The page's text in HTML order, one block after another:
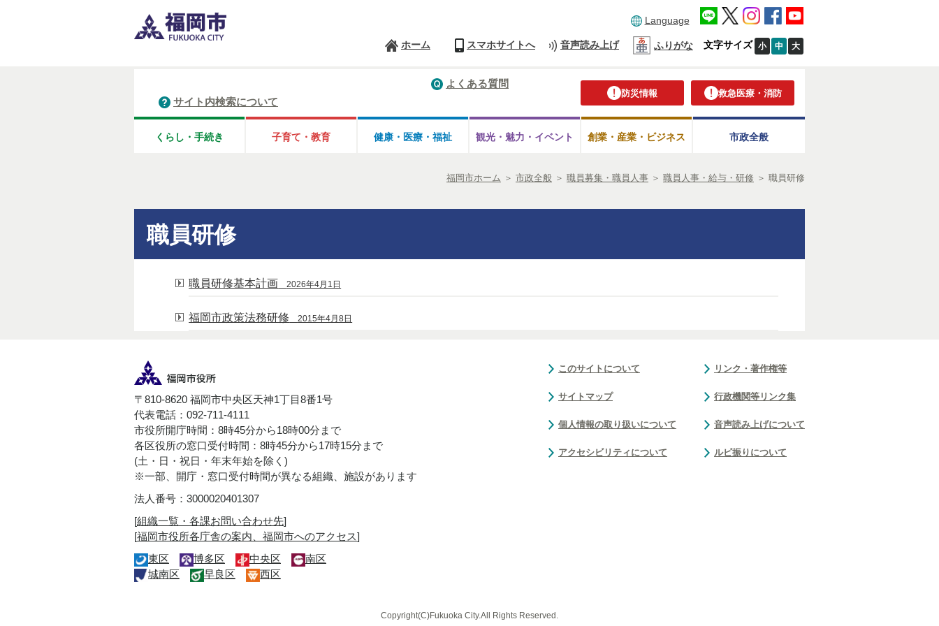
Language
ホーム スマホサイトへ 音声読み上げ ふりがな 文字サイズ 小 中 大
防災情報 救急医療・消防
よくある質問
サイト内検索について
くらし・手続き 子育て・教育 健康・医療・ 福祉 観光・魅力・ イベント 創業・産業・ビジネス 市政全般
福岡市ホーム ＞ 市政全般 ＞ 職員募集・職員人事 ＞ 職員人事・給与・研修 ＞ 職員研修
職員研修
職員研修基本計画 2026年4月1日
福岡市政策法務研修 2015年4月8日
〒810-8620 福岡市中央区天神1丁目8番1号
代表電話：092-711-4111
市役所開庁時間：8時45分から18時00分まで
各区役所の窓口受付時間：8時45分から17時15分まで
(土・日・祝日・年末年始を除く)
※一部、開庁・窓口受付時間が異なる組織、施設があります
法人番号：3000020401307
[組織一覧・各課お問い合わせ先]
[福岡市役所各庁舎の案内、福岡市へのアクセス]
東区
博多区 中央区
南区
城南区
早良区 西区
このサイトについて
サイトマップ
個人情報の取り扱いについて
アクセシビリティについて
リンク・著作権等
行政機関等リンク集
音声読み上げについて
ルビ振りについて
Copyright(C)Fukuoka City.All Rights Reserved.